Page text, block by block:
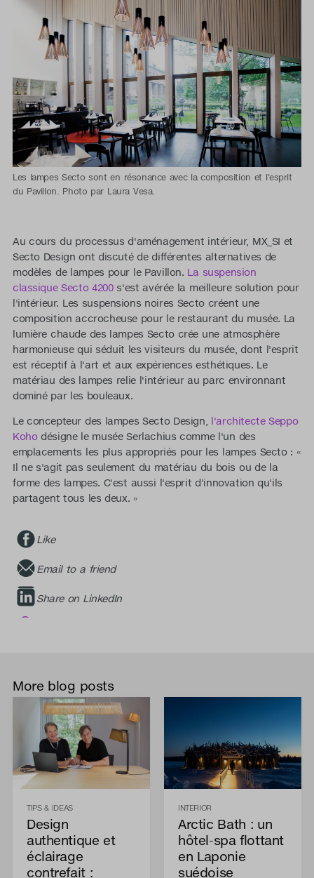
Les lampes Secto sont en résonance avec la composition et l'esprit
du Pavillon. Photo par Laura Vesa.
Au cours du processus d'aménagement intérieur, MX_SI et
Secto Design ont discuté de différentes alternatives de
modèles de lampes pour le Pavillon. La suspension
classique Secto 4200s'est avérée la meilleure solution pour
l'intérieur. Les suspensions noires Secto créent une
composition accrocheuse pour le restaurant du musée. La
lumière chaude des lampes Secto crée une atmosphère
harmonieuse qui séduit les visiteurs du musée, dont l'esprit
est réceptif à l'art et aux expériences esthétiques. Le
matériau des lampes relie l'intérieur au parc environnant
dominé par les bouleaux.
Le concepteur des lampes Secto Design, l'architecte Seppo
Kohodésigne le musée Serlachius comme l'un des
emplacements les plus appropriés pour les lampes Secto : «
Il ne s'agit pas seulement du matériau du bois ou de la
forme des lampes. C'est aussi l'esprit d'innovation qu'ils
partagent tous les deux. »
Like
Email to a friend
Share on LinkedIn
More blog posts
TIPS & IDEAS
Design
authentique et
éclairage
contrefait :
INTERIOR
Arctic Bath : un
hôtel-spa flottant
en Laponie
suédoise